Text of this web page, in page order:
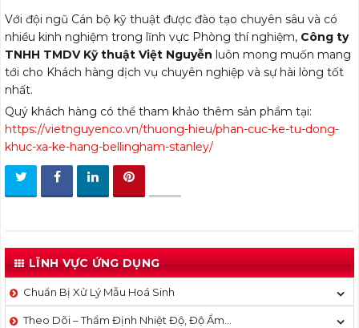
Với đội ngũ Cán bộ kỹ thuật được đào tạo chuyên sâu và có
nhiều kinh nghiệm trong lĩnh vực Phòng thí nghiệm, Công ty
TNHH TMDV Kỹ thuật Việt Nguyễn luôn mong muốn mang
tới cho Khách hàng dịch vụ chuyên nghiệp và sự hài lòng tốt
nhất.
Quý khách hàng có thể tham khảo thêm sản phẩm tại:
https://vietnguyenco.vn/thuong-hieu/phan-cuc-ke-tu-dong-
khuc-xa-ke-hang-bellingham-stanley/
LĨNH VỰC ỨNG DỤNG
Chuẩn Bị Xử Lý Mẫu Hoá Sinh
Theo Dõi – Thẩm Định Nhiệt Độ, Độ Ẩm…